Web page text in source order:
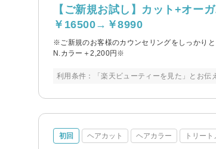
【ご新規お試し】カット+オー
￥16500→￥8990
※ご新規のお客様のカウンセリングをしっかり
N.カラー＋2,200円※
利用条件：「楽天ビューティーを見た」とお伝
初回 ヘアカット ヘアカラー トリート